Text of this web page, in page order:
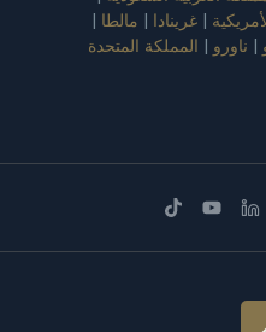
| غرينادا | مالطا |
| ناورو | المملكة المتحدة